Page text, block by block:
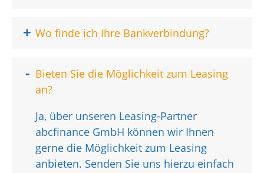
+ Wo finde ich Ihre Bankverbindung?
- Bieten Sie die Möglichkeit zum Leasing
an?
Ja, über unseren Leasing-Partner
abcfinance GmbH können wir Ihnen
gerne die Möglichkeit zum Leasing
anbieten. Senden Sie uns hierzu einfach